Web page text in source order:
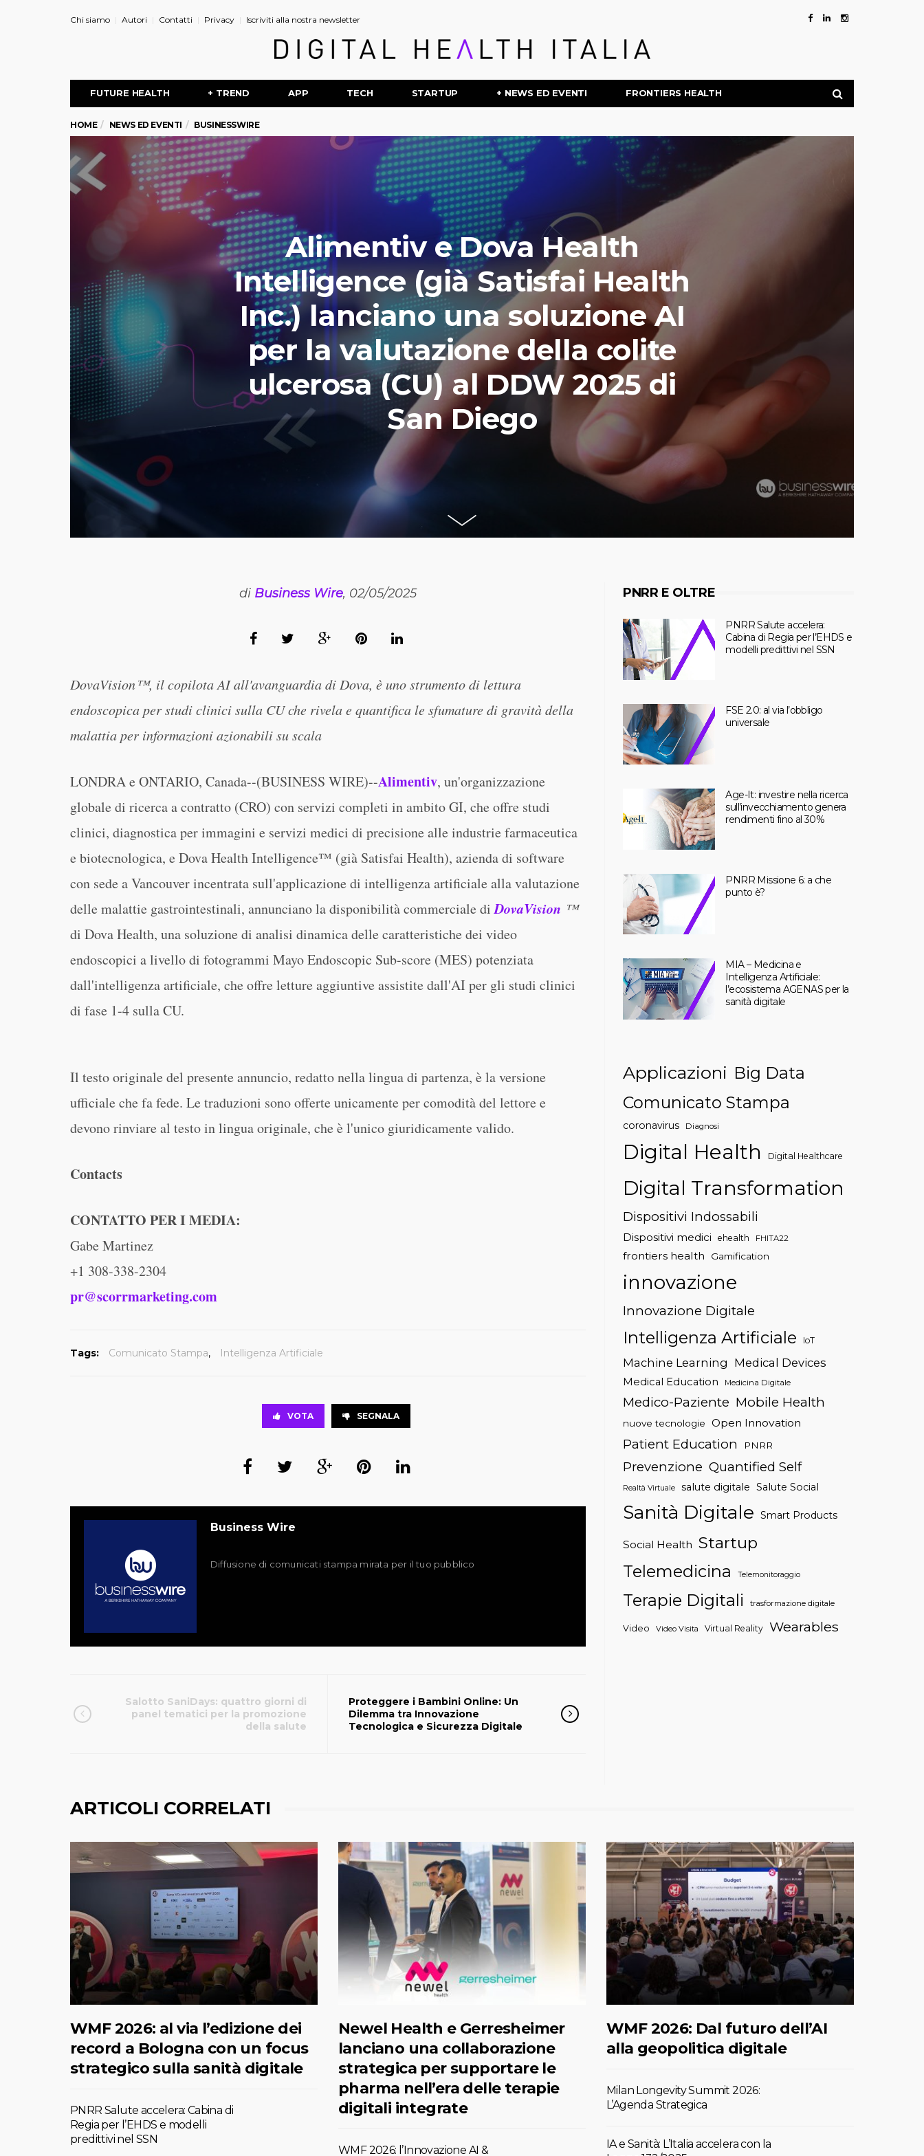
Chi siamo Autori Contatti Privacy Iscriviti alla nostra newsletter
FUTURE HEALTH + TREND APP TECH STARTUP + NEWS ED EVENTI FRONTIERS HEALTH
HOME NEWS ED EVENTI BUSINESSWIRE
Alimentiv e Dova Health
Intelligence (già Satisfai Health
Inc.) lanciano una soluzione AI
per la valutazione della colite
ulcerosa (CU) al DDW 2025 di
San Diego
di Business Wire, 02/05/2025
DovaVision™, il copilota AI all'avanguardia di Dova, è uno strumento di lettura
endoscopica per studi clinici sulla CU che rivela e quantifica le sfumature di gravità della
malattia per informazioni azionabili su scala
LONDRA e ONTARIO, Canada--(BUSINESS WIRE)--Alimentiv, un'organizzazione
globale di ricerca a contratto (CRO) con servizi completi in ambito GI, che offre studi
clinici, diagnostica per immagini e servizi medici di precisione alle industrie farmaceutica
e biotecnologica, e Dova Health Intelligence™ (già Satisfai Health), azienda di software
con sede a Vancouver incentrata sull'applicazione di intelligenza artificiale alla valutazione
delle malattie gastrointestinali, annunciano la disponibilità commerciale diDovaVision ™
di Dova Health, una soluzione di analisi dinamica delle caratteristiche dei video
endoscopici a livello di fotogrammi Mayo Endoscopic Sub-score (MES) potenziata
dall'intelligenza artificiale, che offre letture aggiuntive assistite dall'AI per gli studi clinici
di fase 1-4 sulla CU.
Il testo originale del presente annuncio, redatto nella lingua di partenza, è la versione
ufficiale che fa fede. Le traduzioni sono offerte unicamente per comodità del lettore e
devono rinviare al testo in lingua originale, che è l'unico giuridicamente valido.
Contacts
CONTATTO PER I MEDIA:
Gabe Martinez
+1 308-338-2304
pr@scorrmarketing.com
Tags: Comunicato Stampa, Intelligenza Artificiale
VOTA SEGNALA
Business Wire
Diffusione di comunicati stampa mirata per il tuo pubblico
Salotto SaniDays: quattro giorni di
panel tematici per la promozione
della salute
Proteggere i Bambini Online: Un
Dilemma tra Innovazione
Tecnologica e Sicurezza Digitale
PNRR E OLTRE
PNRR Salute accelera:
Cabina di Regia per l’EHDS e
modelli predittivi nel SSN
FSE 2.0: al via l’obbligo
universale
Age-It: investire nella ricerca
sull’invecchiamento genera
rendimenti fino al 30%
PNRR Missione 6: a che
punto è?
MIA – Medicina e
Intelligenza Artificiale:
l’ecosistema AGENAS per la
sanità digitale
Applicazioni Big Data
Comunicato Stampa
coronavirus Diagnosi
Digital Health Digital Healthcare
Digital Transformation
Dispositivi Indossabili
Dispositivi medici ehealth FHITA22
frontiers health Gamification
innovazione
Innovazione Digitale
Intelligenza Artificiale IoT
Machine Learning Medical Devices
Medical Education Medicina Digitale
Medico-Paziente Mobile Health
nuove tecnologie Open Innovation
Patient Education PNRR
Prevenzione Quantified Self
Realtà Virtuale salute digitale Salute Social
Sanità Digitale Smart Products
Social Health Startup
Telemedicina Telemonitoraggio
Terapie Digitali trasformazione digitale
Video Video Visita Virtual Reality Wearables
ARTICOLI CORRELATI
WMF 2026: al via l’edizione dei
record a Bologna con un focus
strategico sulla sanità digitale
PNRR Salute accelera: Cabina di
Regia per l’EHDS e modelli
predittivi nel SSN
Newel Health e Gerresheimer
lanciano una collaborazione
strategica per supportare le
pharma nell’era delle terapie
digitali integrate
WMF 2026: l’Innovazione AI &
WMF 2026: Dal futuro dell’AI
alla geopolitica digitale
Milan Longevity Summit 2026:
L’Agenda Strategica
IA e Sanità: L’Italia accelera con la